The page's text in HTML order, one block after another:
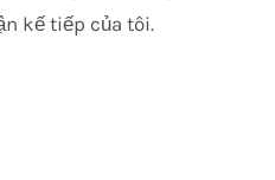
kế tiếp của tôi.